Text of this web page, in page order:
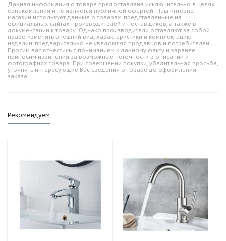
Данная информация о товаре предоставлена исключительно в целях
ознакомления и не является публичной офертой. Наш интернет-
магазин использует данные о товарах, представленные на
официальных сайтах производителей и поставщиков, а также в
документации к товару. Однако производители оставляют за собой
право изменять внешний вид, характеристики и комплектацию
изделий, предварительно не уведомляя продавцов и потребителей.
Просим вас отнестись с пониманием к данному факту и заранее
приносим извинения за возможные неточности в описании и
фотографиях товара. При совершении покупки, убедительная просьба,
уточнять интересующие Вас сведения о товаре до оформления
заказа.
Рекомендуем